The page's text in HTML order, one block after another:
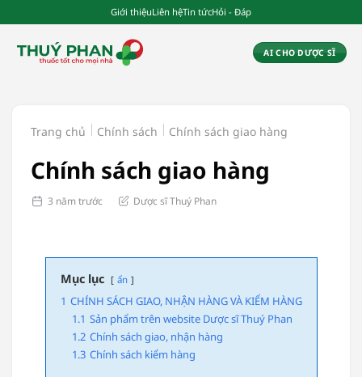
đến
Giới thiệuLiên hệTin tứcHỏi - Đáp
AI CHO DƯỢC SĨ
Trang chủ Chính sách Chính sách giao hàng
Chính sách giao hàng
3 năm trước Dược sĩ Thuý Phan
Mục lục ẩn
1 CHÍNH SÁCH GIAO, NHẬN HÀNG VÀ KIỂM HÀNG
1.1 Sản phẩm trên website Dược sĩ Thuý Phan
1.2 Chính sách giao, nhận hàng
1.3 Chính sách kiểm hàng